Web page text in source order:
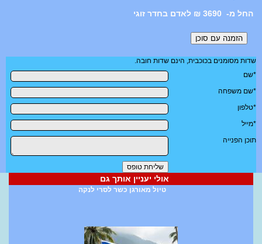
3690 ₪ לאדם בחדר זוגי
שדות מסומנים בכוכבית, הינם שדות חובה.
*שם
*שם משפחה
*טלפון
*מייל
תוכן הפנייה
אולי יעניין אותך גם
טיול מאורגן כשר לסרי לנקה